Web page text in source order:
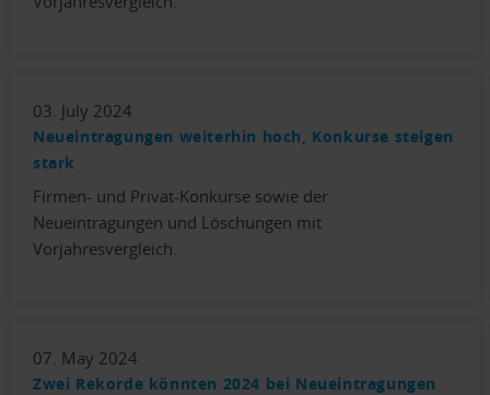
03. July 2024
Neueintragungen weiterhin hoch, Konkurse steigen
stark
Firmen- und Privat-Konkurse sowie der
Neueintragungen und Löschungen mit
Vorjahresvergleich.
07. May 2024
Zwei Rekorde könnten 2024 bei Neueintragungen